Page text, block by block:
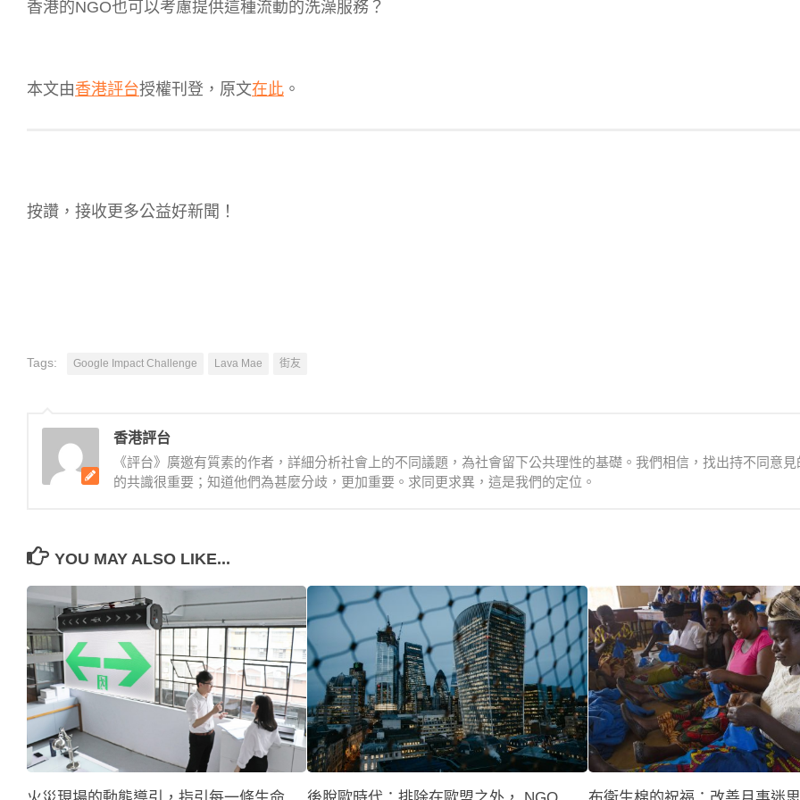
香港的NGO也可以考慮提供這種流動的洗澡服務？
本文由香港評台授權刊登，原文在此 。
按讚，接收更多公益好新聞！
Tags: Google Impact Challenge Lava Mae 街友
香港評台
《評台》廣邀有質素的作者，詳細分析社會上的不同議題，為社會留下公共理性的基礎。我們相信，找出持不同意
的共識很重要；知道他們為甚麼分歧，更加重要。求同更求異，這是我們的定位。
YOU MAY ALSO LIKE...